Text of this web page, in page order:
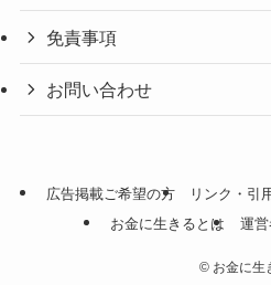
免責事項
お問い合わせ
広告掲載ご希望の方 リンク・引
お金に生きるとは
運営
©お金に生